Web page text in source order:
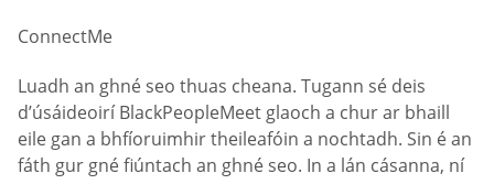
ConnectMe
Luadh an ghné seo thuas cheana. Tugann sé deis
d’úsáideoirí BlackPeopleMeet glaoch a chur ar bhaill
eile gan a bhfíoruimhir theileafóin a nochtadh. Sin é an
fáth gur gné fiúntach an ghné seo. In a lán cásanna, ní